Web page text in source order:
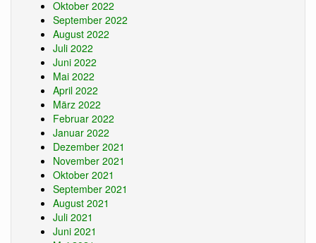
Oktober 2022
September 2022
August 2022
Juli 2022
Juni 2022
Mai 2022
April 2022
März 2022
Februar 2022
Januar 2022
Dezember 2021
November 2021
Oktober 2021
September 2021
August 2021
Juli 2021
Juni 2021